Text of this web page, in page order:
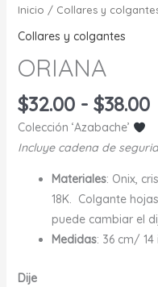
Inicio / Collares y
Collares y colgantes
ORIANA
$32.00 - $38.00
Colección ‘Azabache’
Incluye cadena de
Materiales: Onix,
18K. Colgante
puede cambiar el
Medidas: 36 cm/
Dije